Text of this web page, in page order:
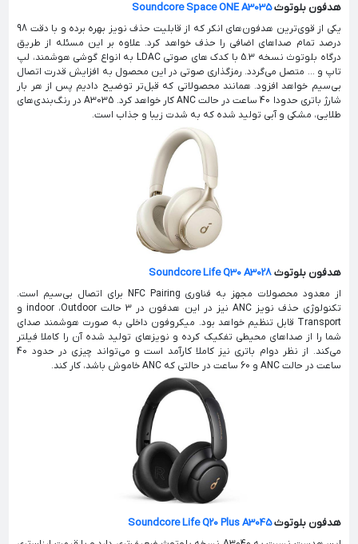
هدفون بلوتوثSoundcore Space ONE A3035
یکی از قوی‌ترین هدفون‌های انکر که از قابلیت حذف نویز بهره برده و با دقت 98
درصد تمام صداهای اضافی را حذف خواهد کرد. علاوه بر این مسئله از طریق
درگاه بلوتوث نسخه 5.3 با کدک های صوتی LDAC به انواع گوشی هوشمند، لپ
تاپ و ... متصل می‌گردد. رمزگذاری صوتی در این محصول به افزایش قدرت اتصال
بی‌سیم خواهد افزود. همانند محصولاتی که قبل‌تر توضیح دادیم پس از هر بار
شارژ باتری حدودا 40 ساعت در حالت ANC کار خواهد کرد. A3035 در رنگ‌بندی‌های
طلایی، مشکی و آبی تولید شده که به شدت زیبا و جذاب است.
هدفون بلوتوثSoundcore Life Q30 A3028
از معدود محصولات مجهز به فناوری NFC Pairing برای اتصال بی‌سیم است.
تکنولوژی حذف نویز ANC نیز در این هدفون در 3 حالت indoor ،Outdoor و
Transport قابل تنظیم خواهد بود. میکروفون داخلی به صورت هوشمند صدای
شما را از صداهای محیطی تفکیک کرده و نویزهای تولید شده آن را کاملا فیلتر
می‌کند. از نظر دوام باتری نیز کاملا کارآمد است و می‌تواند چیزی در حدود 40
ساعت در حالت ANC و 60 ساعت در حالتی که ANC خاموش باشد، کار کند.
هدفون بلوتوثSoundcore Life Q20 Plus A3045